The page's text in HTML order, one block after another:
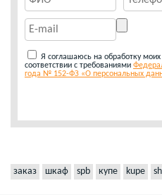
Я соглашаюсь на обработку
соответствии с требованиями
года № 152-ФЗ «О персональных
заказ шкаф spb купе kupe